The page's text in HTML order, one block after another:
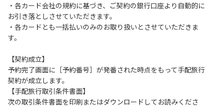
・各カード会社の規約に基づき、ご契約の銀行口座より自動的に
お引き落としさせていただきます。
・各カードとも一括払いのみのお取り扱いとさせていただきま
す。
【契約成立】
予約完了画面に［予約番号］が発番された時点をもって手配旅行
契約が成立します。
【手配旅行取引条件書面】
次の取引条件書面を印刷またはダウンロードしてお読みくださ